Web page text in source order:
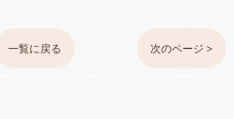
一覧に戻る 次のページ >